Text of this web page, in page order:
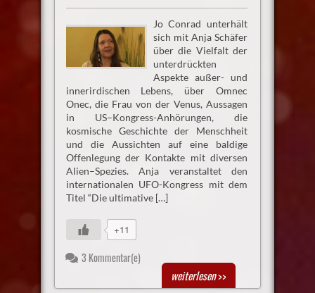
Jo Conrad unterhält
sich mit Anja Schäfer
über die Vielfalt der
unterdrückten
Aspekte außer- und
innerirdischen Lebens, über Omnec
Onec, die Frau von der Venus, Aussagen
in US–Kongress-Anhörungen, die
kosmische Geschichte der Menschheit
und die Aussichten auf eine baldige
Offenlegung der Kontakte mit diversen
Alien–Spezies. Anja veranstaltet den
internationalen UFO-Kongress mit dem
Titel “Die ultimative […]
+11
3 Kommentar(e)
weiterlesen>>